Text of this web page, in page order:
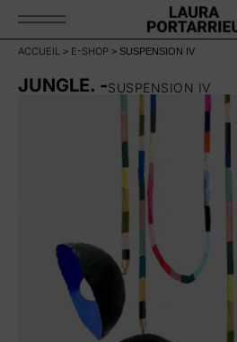
ACCUEIL > E-SHOP > SUSPENSION IV
JUNGLE. -SUSPENSION IV